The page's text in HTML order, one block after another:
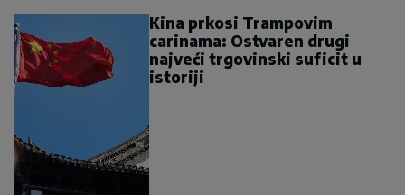
Kina prkosi Trampovim
carinama: Ostvaren drugi
najveći trgovinski suficit u
istoriji